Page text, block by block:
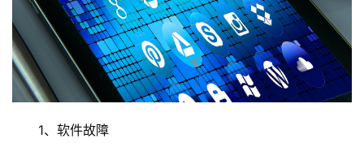
1、软件故障